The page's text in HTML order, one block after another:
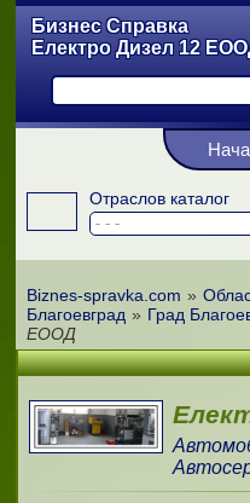
Бизнес Справка
Електро Дизел 12
Отраслов каталог
Biznes-spravka.com »
Благоевград » Град
ЕООД